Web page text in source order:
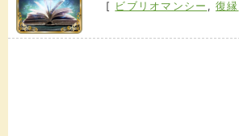
[ ビブリオマンシー ,復縁